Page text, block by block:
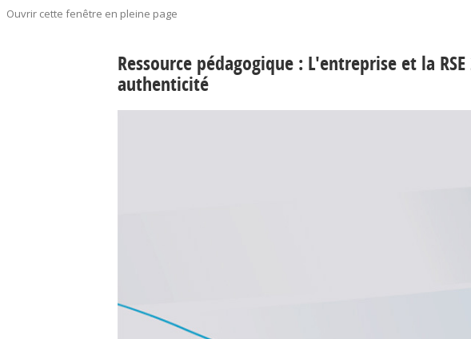
Ouvrir cette fenêtre en pleine page
Ressource pédagogique : L'entreprise et la
authenticité